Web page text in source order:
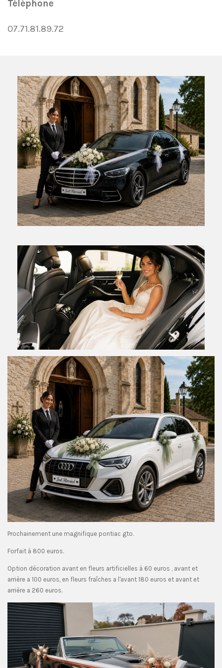
Téléphone
07.71.81.89.72
Prochainement une magnifique pontiac gto.
Forfait à 800 euros.
Option décoration avant en fleurs artificielles à 60 euros , avant et
arrière a 100 euros, en fleurs fraîches a l'avant 180 euros et avant et
arrière a 260 euros.